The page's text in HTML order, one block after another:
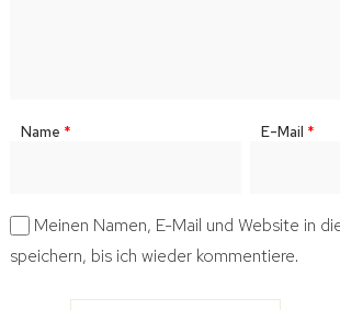
Name * E-Mail *
Meinen Namen, E-Mail und Website in
speichern, bis ich wieder kommentiere.